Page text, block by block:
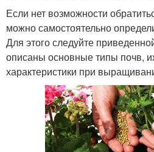
Если нет возможности
можно самостоятельно
Для этого следуйте
описаны основные типы почв,
характеристики при